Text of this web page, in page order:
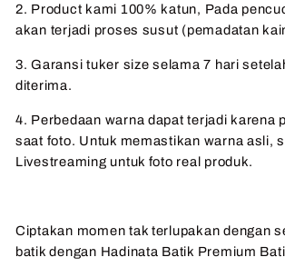
2. Product kami 100% katun, Pada
akan terjadi proses susut (pemadatan
3. Garansi tuker size selama 7 hari
diterima.
4. Perbedaan warna dapat terjadi karena
saat foto. Untuk memastikan warna asli,
Livestreaming untuk foto real produk.
Ciptakan momen tak terlupakan dengan
batik dengan Hadinata Batik Premium